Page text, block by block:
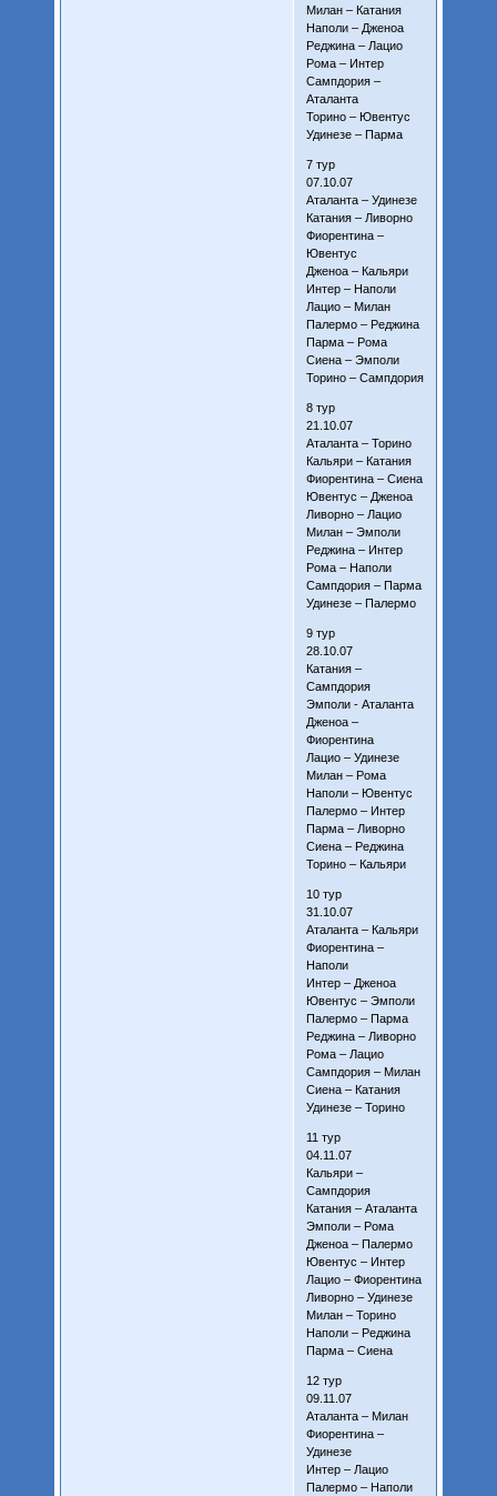
Милан – Катания
Наполи – Дженоа
Реджина – Лацио
Рома – Интер
Сампдория –
Аталанта
Торино – Ювентус
Удинезе – Парма
7 тур
07.10.07
Аталанта – Удинезе
Катания – Ливорно
Фиорентина –
Ювентус
Дженоа – Кальяри
Интер – Наполи
Лацио – Милан
Палермо – Реджина
Парма – Рома
Сиена – Эмполи
Торино – Сампдория
8 тур
21.10.07
Аталанта – Торино
Кальяри – Катания
Фиорентина – Сиена
Ювентус – Дженоа
Ливорно – Лацио
Милан – Эмполи
Реджина – Интер
Рома – Наполи
Сампдория – Парма
Удинезе – Палермо
9 тур
28.10.07
Катания –
Сампдория
Эмполи - Аталанта
Дженоа –
Фиорентина
Лацио – Удинезе
Милан – Рома
Наполи – Ювентус
Палермо – Интер
Парма – Ливорно
Сиена – Реджина
Торино – Кальяри
10 тур
31.10.07
Аталанта – Кальяри
Фиорентина –
Наполи
Интер – Дженоа
Ювентус – Эмполи
Палермо – Парма
Реджина – Ливорно
Рома – Лацио
Сампдория – Милан
Сиена – Катания
Удинезе – Торино
11 тур
04.11.07
Кальяри –
Сампдория
Катания – Аталанта
Эмполи – Рома
Дженоа – Палермо
Ювентус – Интер
Лацио – Фиорентина
Ливорно – Удинезе
Милан – Торино
Наполи – Реджина
Парма – Сиена
12 тур
09.11.07
Аталанта – Милан
Фиорентина –
Удинезе
Интер – Лацио
Палермо – Наполи